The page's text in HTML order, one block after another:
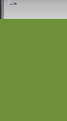
-->